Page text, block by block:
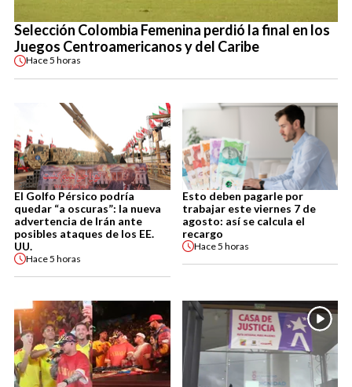
Selección Colombia Femenina perdió la final en los
Juegos Centroamericanos y del Caribe
Hace5 horas
El Golfo Pérsico podría
quedar “a oscuras”: la nueva
advertencia de Irán ante
posibles ataques de los EE.
UU.
Hace5 horas
Esto deben pagarle por
trabajar este viernes 7 de
agosto: así se calcula el
recargo
Hace5 horas